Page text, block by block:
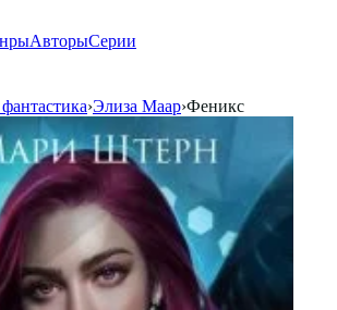
АвторыСерии
›Элиза Маар›Феникс